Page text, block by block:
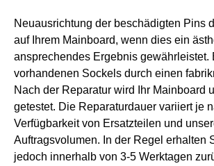
Neuausrichtung der beschädigten Pins
auf Ihrem Mainboard, wenn dies ein
ansprechendes Ergebnis gewährleistet.
vorhandenen Sockels durch einen
Nach der Reparatur wird Ihr Mainboard
getestet. Die Reparaturdauer variiert je
Verfügbarkeit von Ersatzteilen und
Auftragsvolumen. In der Regel erhalten
jedoch innerhalb von 3-5 Werktagen